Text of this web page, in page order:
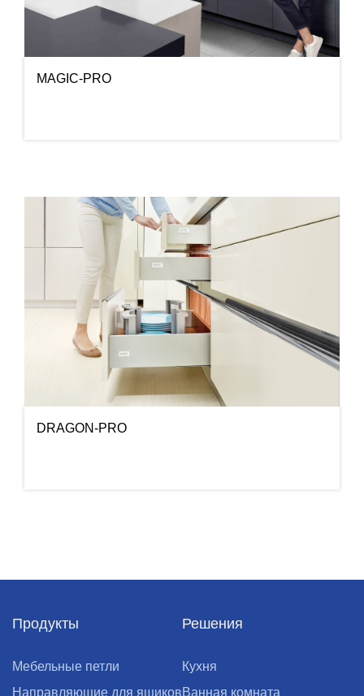
MAGIC-PRO
DRAGON-PRO
Продукты
Мебельные петли
Направляющие для ящиков
Решения
Кухня
Ванная комната